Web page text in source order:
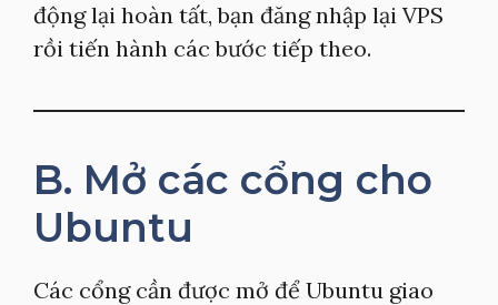
động lại hoàn tất, bạn đăng nhập lại VPS
rồi tiến hành các bước tiếp theo.
B. Mở các cổng cho
Ubuntu
Các cổng cần được mở để Ubuntu giao